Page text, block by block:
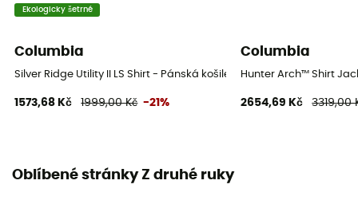
Ekologicky šetrné
Columbia
Silver Ridge Utility II LS Shirt - Pánská košile
1573,68 Kč 1999,00 Kč -21%
Columbia
Hunter Arch™ Shirt
2654,69 Kč 3319,00
Oblíbené stránky Z druhé ruky